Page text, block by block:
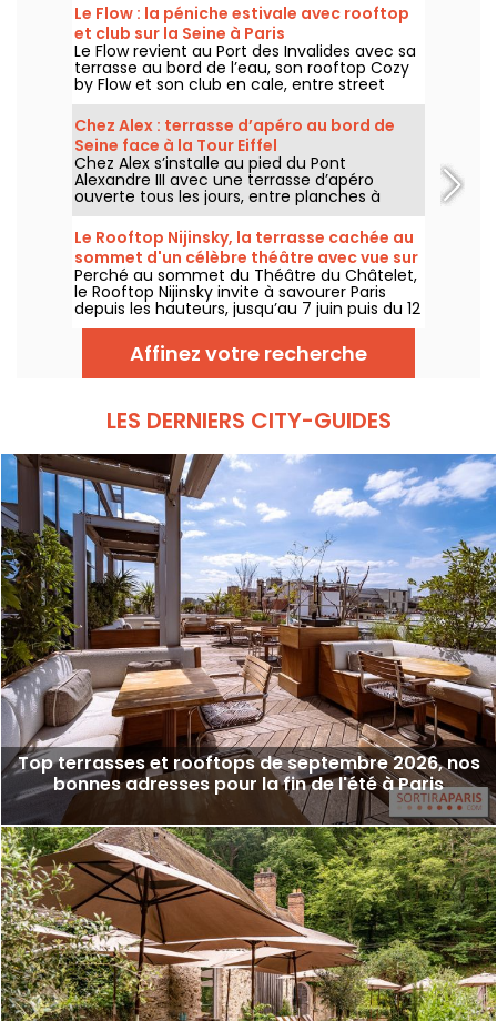
Le Flow : la péniche estivale avec rooftop
et club sur la Seine à Paris
Le Flow revient au Port des Invalides avec sa
terrasse au bord de l’eau, son rooftop Cozy
by Flow et son club en cale, entre street
food, cocktails, DJ sets et soirées d’été sur la
Seine.
Chez Alex : terrasse d’apéro au bord de
Seine face à la Tour Eiffel
Chez Alex s’installe au pied du Pont
Alexandre III avec une terrasse d’apéro
ouverte tous les jours, entre planches à
partager, cocktails, vue sur la Seine et
ambiance d’été face à la Tour Eiffel.
Le Rooftop Nijinsky, la terrasse cachée au
sommet d'un célèbre théâtre avec vue sur
Paris
Perché au sommet du Théâtre du Châtelet,
le Rooftop Nijinsky invite à savourer Paris
depuis les hauteurs, jusqu’au 7 juin puis du 12
juillet au 21 septembre 2026, entre terrasse
panoramique, cocktails, cuisine toute la
journée et DJ sets jusqu’au bout de la nuit.
Affinez votre recherche
LES DERNIERS CITY-GUIDES
Top terrasses et rooftops de septembre 2026, nos
bonnes adresses pour la fin de l'été à Paris